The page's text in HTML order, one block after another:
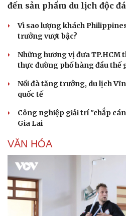
đến sản phẩm du lịch độc
Vì sao lượng khách
trưởng vượt bậc?
Những hương vị đưa TP.HCM
thực đường phố hàng đầu thế
Nối đà tăng trưởng, du lịch
quốc tế
Công nghiệp giải trí "chắp
Gia Lai
VĂN HÓA